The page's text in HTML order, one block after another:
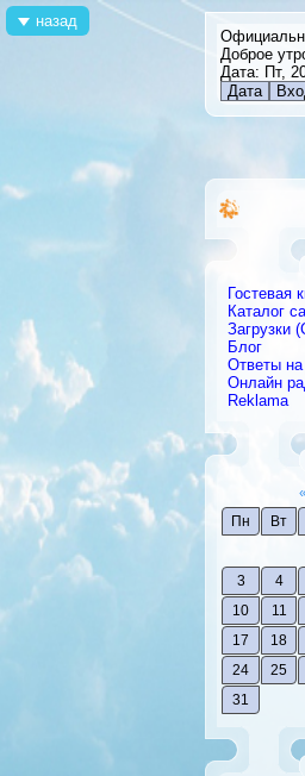
Доброе
Дата: Пт,
Дата
Гостевая
Каталог
Загрузки
Блог
Ответы
Онлайн
Reklama
«
Пн
Вт
3
4
10
11
17
18
24
25
31
назад